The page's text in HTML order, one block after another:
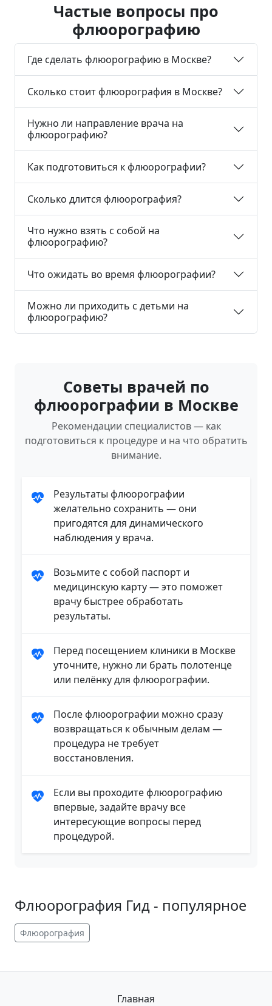
Частые вопросы про
флюорографию
Где сделать флюорографию в Москве?
Сколько стоит флюорография в Москве?
Нужно ли направление врача на
флюорографию?
Как подготовиться к флюорографии?
Сколько длится флюорография?
Что нужно взять с собой на
флюорографию?
Что ожидать во время флюорографии?
Можно ли приходить с детьми на
флюорографию?
Советы врачей по
флюорографии в Москве
Рекомендации специалистов — как
подготовиться к процедуре и на что обратить
внимание.
Результаты флюорографии
желательно сохранить — они
пригодятся для динамического
наблюдения у врача.
Возьмите с собой паспорт и
медицинскую карту — это поможет
врачу быстрее обработать
результаты.
Перед посещением клиники в Москве
уточните, нужно ли брать полотенце
или пелёнку для флюорографии.
После флюорографии можно сразу
возвращаться к обычным делам —
процедура не требует
восстановления.
Если вы проходите флюорографию
впервые, задайте врачу все
интересующие вопросы перед
процедурой.
Флюорография Гид - популярное
Флюорография
Главная